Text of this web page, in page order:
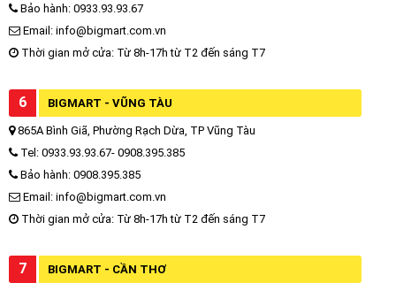
Bảo hành: 0933.93.93.67
Email: info@bigmart.com.vn
Thời gian mở cửa: Từ 8h-17h từ T2 đến sáng T7
6 BIGMART - VŨNG TÀU
865A Bình Giã, Phường Rạch Dừa, TP Vũng Tàu
Tel: 0933.93.93.67- 0908.395.385
Bảo hành: 0908.395.385
Email: info@bigmart.com.vn
Thời gian mở cửa: Từ 8h-17h từ T2 đến sáng T7
7 BIGMART - CẦN THƠ